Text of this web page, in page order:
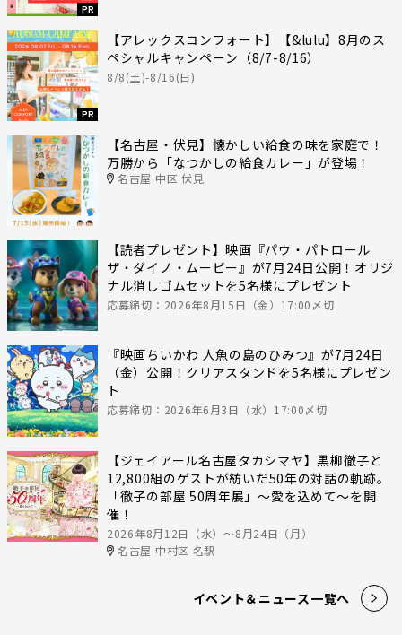
PR
PR
【アレックスコンフォート】【&lulu】8月のス
ペシャルキャンペーン（8/7-8/16）
8/8(土)-8/16(日)
【名古屋・伏見】懐かしい給食の味を家庭で！
万勝から「なつかしの給食カレー」が登場！
名古屋 中区 伏見
【読者プレゼント】映画『パウ・パトロール
ザ・ダイノ・ムービー』が7月24日公開！オリジ
ナル消しゴムセットを5名様にプレゼント
応募締切：2026年8月15日（金）17:00〆切
『映画ちいかわ 人魚の島のひみつ』が7月24日
（金）公開！クリアスタンドを5名様にプレゼン
ト
応募締切：2026年6月3日（水）17:00〆切
【ジェイアール名古屋タカシマヤ】黒柳徹子と
12,800組のゲストが紡いだ50年の対話の軌跡。
「徹子の部屋 50周年展」～愛を込めて～を開
催！
2026年8月12日（水）〜8月24日（月）
名古屋 中村区 名駅
イベント＆ニュース一覧へ